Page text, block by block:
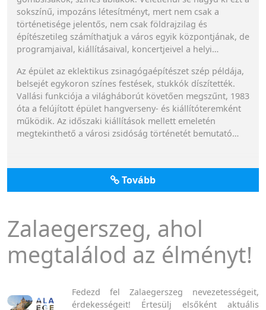
sokszínű, impozáns létesítményt, mert nem csak a
történetisége jelentős, nem csak földrajzilag és
építészetileg számíthatjuk a város egyik központjának, de
programjaival, kiállításaival, koncertjeivel a helyi
Az épület az eklektikus zsinagógaépítészet szép példája,
belsejét egykoron színes festések, stukkók díszítették.
Vallási funkciója a világháborút követően megszűnt, 1983
óta a felújított épület hangverseny- és kiállítóteremként
működik. Az időszaki kiállítások mellett emeletén
megtekinthető a városi zsidóság történetét bemutató
Tovább
Zalaegerszeg, ahol
megtalálod az élményt!
Fedezd fel Zalaegerszeg nevezetességeit,
érdekességeit! Értesülj elsőként aktuális